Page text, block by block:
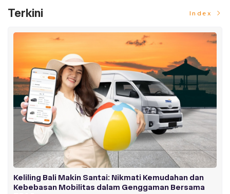
Terkini Index
Keliling Bali Makin Santai: Nikmati Kemudahan dan
Kebebasan Mobilitas dalam Genggaman Bersama